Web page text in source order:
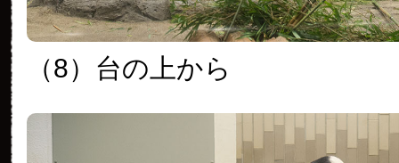
（8）台の上から